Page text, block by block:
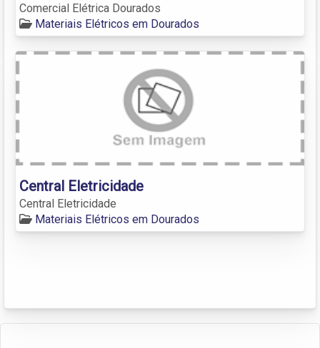
Comercial Elétrica Dourados
Materiais Elétricos em Dourados
Central Eletricidade
Central Eletricidade
Materiais Elétricos em Dourados